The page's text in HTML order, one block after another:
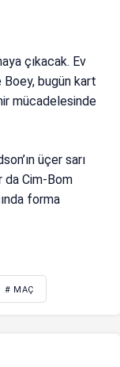
çıkacak. Ev
Boey, bugün kart
mücadelesinde
üçer sarı
da Cim-Bom
forma
# MAÇ